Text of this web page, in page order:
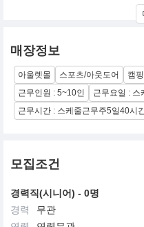
글로벌 아웃도어 브랜드 헬리
로 헬리녹스 제품을 사용하는
습니다.
헬리녹스의 모든 제품들은 가
핑 및 여행 등 어떤 아웃도어
대하기 쉬우며, 튼튼하고, 아름
숲 속 깊은 곳에서 캠핑이나
규모 파티를 할 때, 여름 날 해
서도 헬리녹스의 제품과 함께
매장정보
아울렛몰 스포츠/아웃도어 캠
근무인원 : 5~10인
근무요일 : 스
근무시간 : 스케줄근무주5일40시
모집조건
경력직(시니어) - 0명
경력
무관